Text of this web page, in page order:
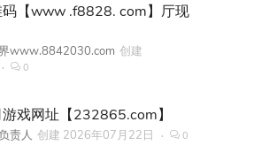
【www .f8828. com】厅现
www.8842030.com 创建
0
戏网址【232865.com】
责人 创建 2026年07月22日 0